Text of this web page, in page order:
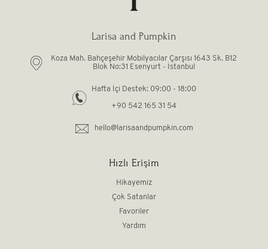
Larisa and Pumpkin
Koza Mah. Bahçeşehir Mobilyacılar Çarşısı 1643 Sk. B12
Blok No:31 Esenyurt - İstanbul
Hafta İçi Destek: 09:00 - 18:00
+90 542 165 31 54
hello@larisaandpumpkin.com
Hızlı Erişim
Hikayemiz
Çok Satanlar
Favoriler
Yardım